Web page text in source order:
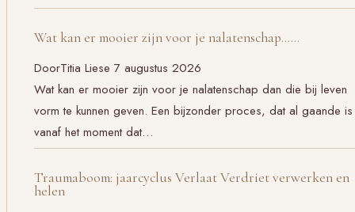
Wat kan er mooier zijn voor je nalatenschap……
DoorTitia Liese 7 augustus 2026
Wat kan er mooier zijn voor je nalatenschap dan die bij leven
vorm te kunnen geven. Een bijzonder proces, dat al gaande is
vanaf het moment dat…
Traumaboom: jaarcyclus Verlaat Verdriet verwerken en
helen